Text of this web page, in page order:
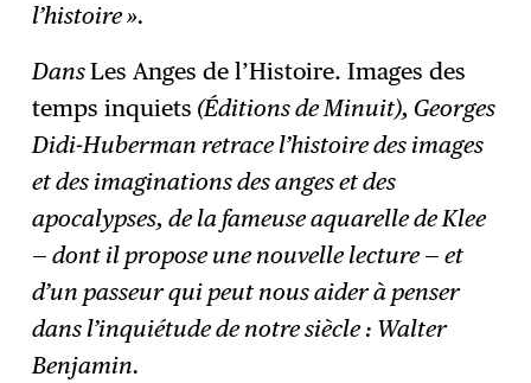
l’histoire ».
DansLes Anges de l’Histoire. Images des
temps inquiets (Éditions de Minuit), Georges
Didi-Huberman retrace l’histoire des images
et des imaginations des anges et des
apocalypses, de la fameuse aquarelle de Klee
— dont il propose une nouvelle lecture — et
d’un passeur qui peut nous aider à penser
dans l’inquiétude de notre siècle : Walter
Benjamin.